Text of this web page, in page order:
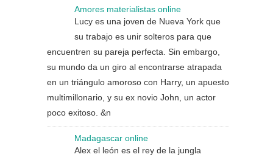
Amores materialistas online
Lucy es una joven de Nueva York que
su trabajo es unir solteros para que
encuentren su pareja perfecta. Sin embargo,
su mundo da un giro al encontrarse atrapada
en un triángulo amoroso con Harry, un apuesto
multimillonario, y su ex novio John, un actor
poco exitoso. &n
Madagascar online
Alex el león es el rey de la jungla